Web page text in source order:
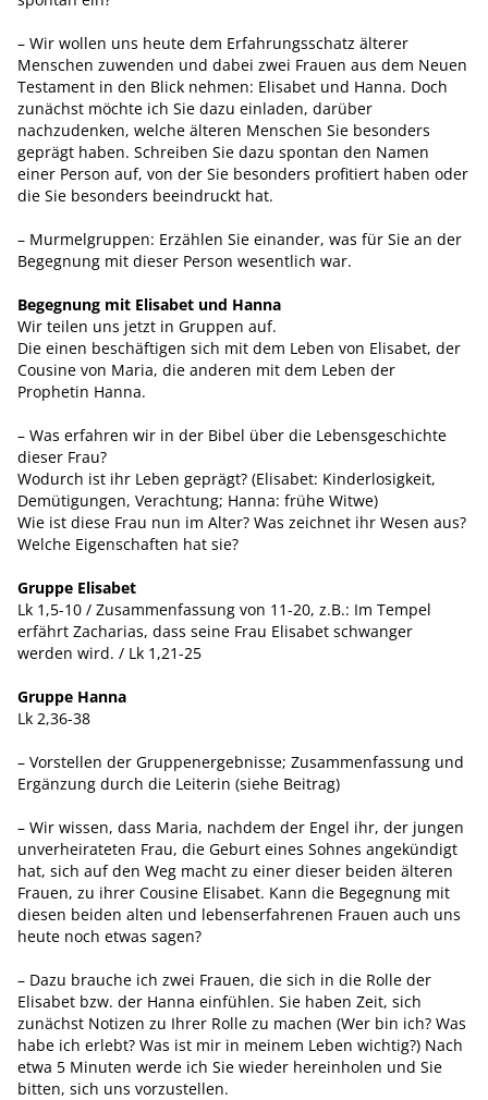
– Wir wollen uns heute dem Erfahrungsschatz älterer
Menschen zuwenden und dabei zwei Frauen aus dem Neuen
Testament in den Blick nehmen: Elisabet und Hanna. Doch
zunächst möchte ich Sie dazu einladen, darüber
nachzudenken, welche älteren Menschen Sie besonders
geprägt haben. Schreiben Sie dazu spontan den Namen
einer Person auf, von der Sie besonders profitiert haben oder
die Sie besonders beeindruckt hat.
– Murmelgruppen: Erzählen Sie einander, was für Sie an der
Begegnung mit dieser Person wesentlich war.
Begegnung mit Elisabet und Hanna
Wir teilen uns jetzt in Gruppen auf.
Die einen beschäftigen sich mit dem Leben von Elisabet, der
Cousine von Maria, die anderen mit dem Leben der
Prophetin Hanna.
– Was erfahren wir in der Bibel über die Lebensgeschichte
dieser Frau?
Wodurch ist ihr Leben geprägt? (Elisabet: Kinderlosigkeit,
Demütigungen, Verachtung; Hanna: frühe Witwe)
Wie ist diese Frau nun im Alter? Was zeichnet ihr Wesen aus?
Welche Eigenschaften hat sie?
Gruppe Elisabet
Lk 1,5-10 / Zusammenfassung von 11-20, z.B.: Im Tempel
erfährt Zacharias, dass seine Frau Elisabet schwanger
werden wird. / Lk 1,21-25
Gruppe Hanna
Lk 2,36-38
– Vorstellen der Gruppenergebnisse; Zusammenfassung und
Ergänzung durch die Leiterin (siehe Beitrag)
– Wir wissen, dass Maria, nachdem der Engel ihr, der jungen
unverheirateten Frau, die Geburt eines Sohnes angekündigt
hat, sich auf den Weg macht zu einer dieser beiden älteren
Frauen, zu ihrer Cousine Elisabet. Kann die Begegnung mit
diesen beiden alten und lebenserfahrenen Frauen auch uns
heute noch etwas sagen?
– Dazu brauche ich zwei Frauen, die sich in die Rolle der
Elisabet bzw. der Hanna einfühlen. Sie haben Zeit, sich
zunächst Notizen zu Ihrer Rolle zu machen (Wer bin ich? Was
habe ich erlebt? Was ist mir in meinem Leben wichtig?) Nach
etwa 5 Minuten werde ich Sie wieder hereinholen und Sie
bitten, sich uns vorzustellen.